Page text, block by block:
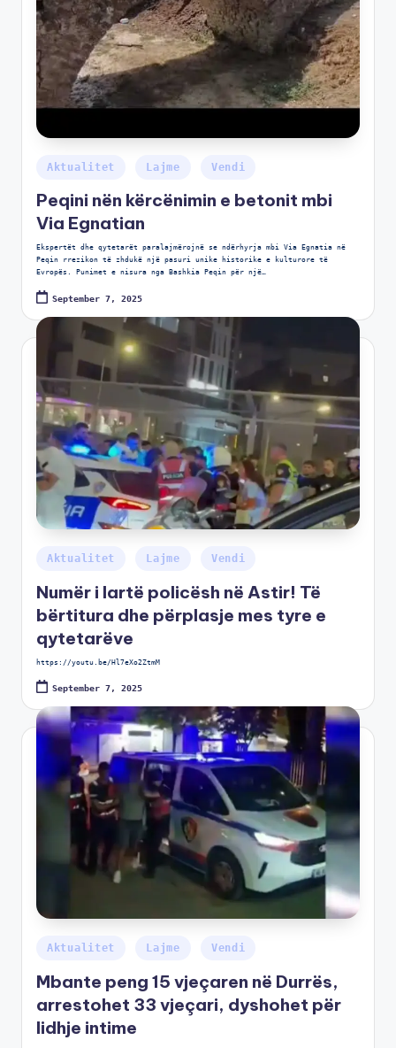
Aktualitet Lajme Vendi
Peqini nën kërcënimin e betonit mbi
Via Egnatian
Ekspertët dhe qytetarët paralajmërojnë se ndërhyrja mbi Via Egnatia në
Peqin rrezikon të zhdukë një pasuri unike historike e kulturore të
Evropës. Punimet e nisura nga Bashkia Peqin për një…
September 7, 2025
Aktualitet Lajme Vendi
Numër i lartë policësh në Astir! Të
bërtitura dhe përplasje mes tyre e
qytetarëve
https://youtu.be/Hl7eXo2ZtmM
September 7, 2025
Aktualitet Lajme Vendi
Mbante peng 15 vjeçaren në Durrës,
arrestohet 33 vjeçari, dyshohet për
lidhje intime